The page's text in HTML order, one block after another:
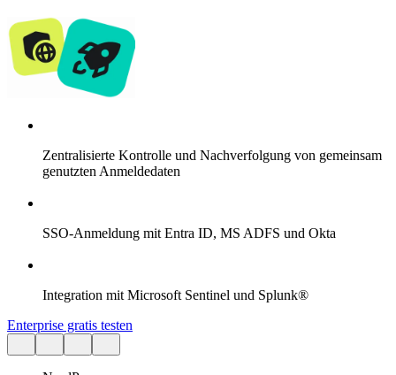
Zentralisierte Kontrolle und Nachverfolgung von gemeinsam
genutzten Anmeldedaten
SSO-Anmeldung mit Entra ID, MS ADFS und Okta
Integration mit Microsoft Sentinel und Splunk®
Enterprise gratis testen